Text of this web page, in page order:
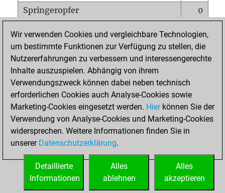
Springeropfer
0
Matt auf vollem Brett
0
Bauer setzt Matt
0
Erstickte Matts
Unterverwandlungen
Türme auf der siebten
0
STARTSEITE
Wir verwenden Cookies und vergleichbare Technologien,
um bestimmte Funktionen zur Verfügung zu stellen, die
Nutzererfahrungen zu verbessern und interessengerechte
Inhalte auszuspielen. Abhängig von ihrem
Verwendungszweck können dabei neben technisch
erforderlichen Cookies auch Analyse-Cookies sowie
Marketing-Cookies eingesetzt werden. Hierkönnen Sie der
Verwendung von Analyse-Cookies und Marketing-Cookies
widersprechen. Weitere Informationen finden Sie in
unserer Datenschutzerklärung.
Alles
akzeptieren
Alles
ablehnen
Detaillierte
Informationen